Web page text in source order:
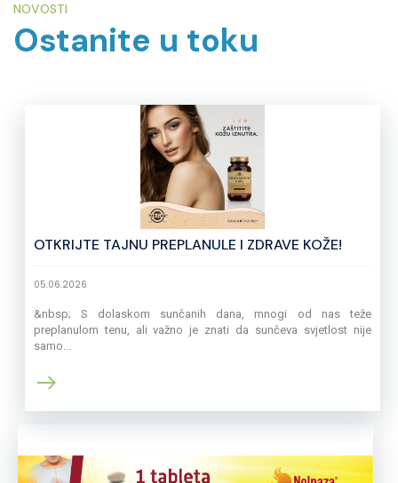
NOVOSTI
Ostanite u toku
OTKRIJTE TAJNU PREPLANULE I ZDRAVE KOŽE!
05.06.2026
&nbsp; S dolaskom sunčanih dana, mnogi od nas teže
preplanulom tenu, ali važno je znati da sunčeva svjetlost nije
samo...